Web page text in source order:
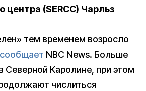
центра (SERCC) Чарльз
тем временем возросло
сообщает NBC News. Больше
Северной Каролине, при этом
числиться